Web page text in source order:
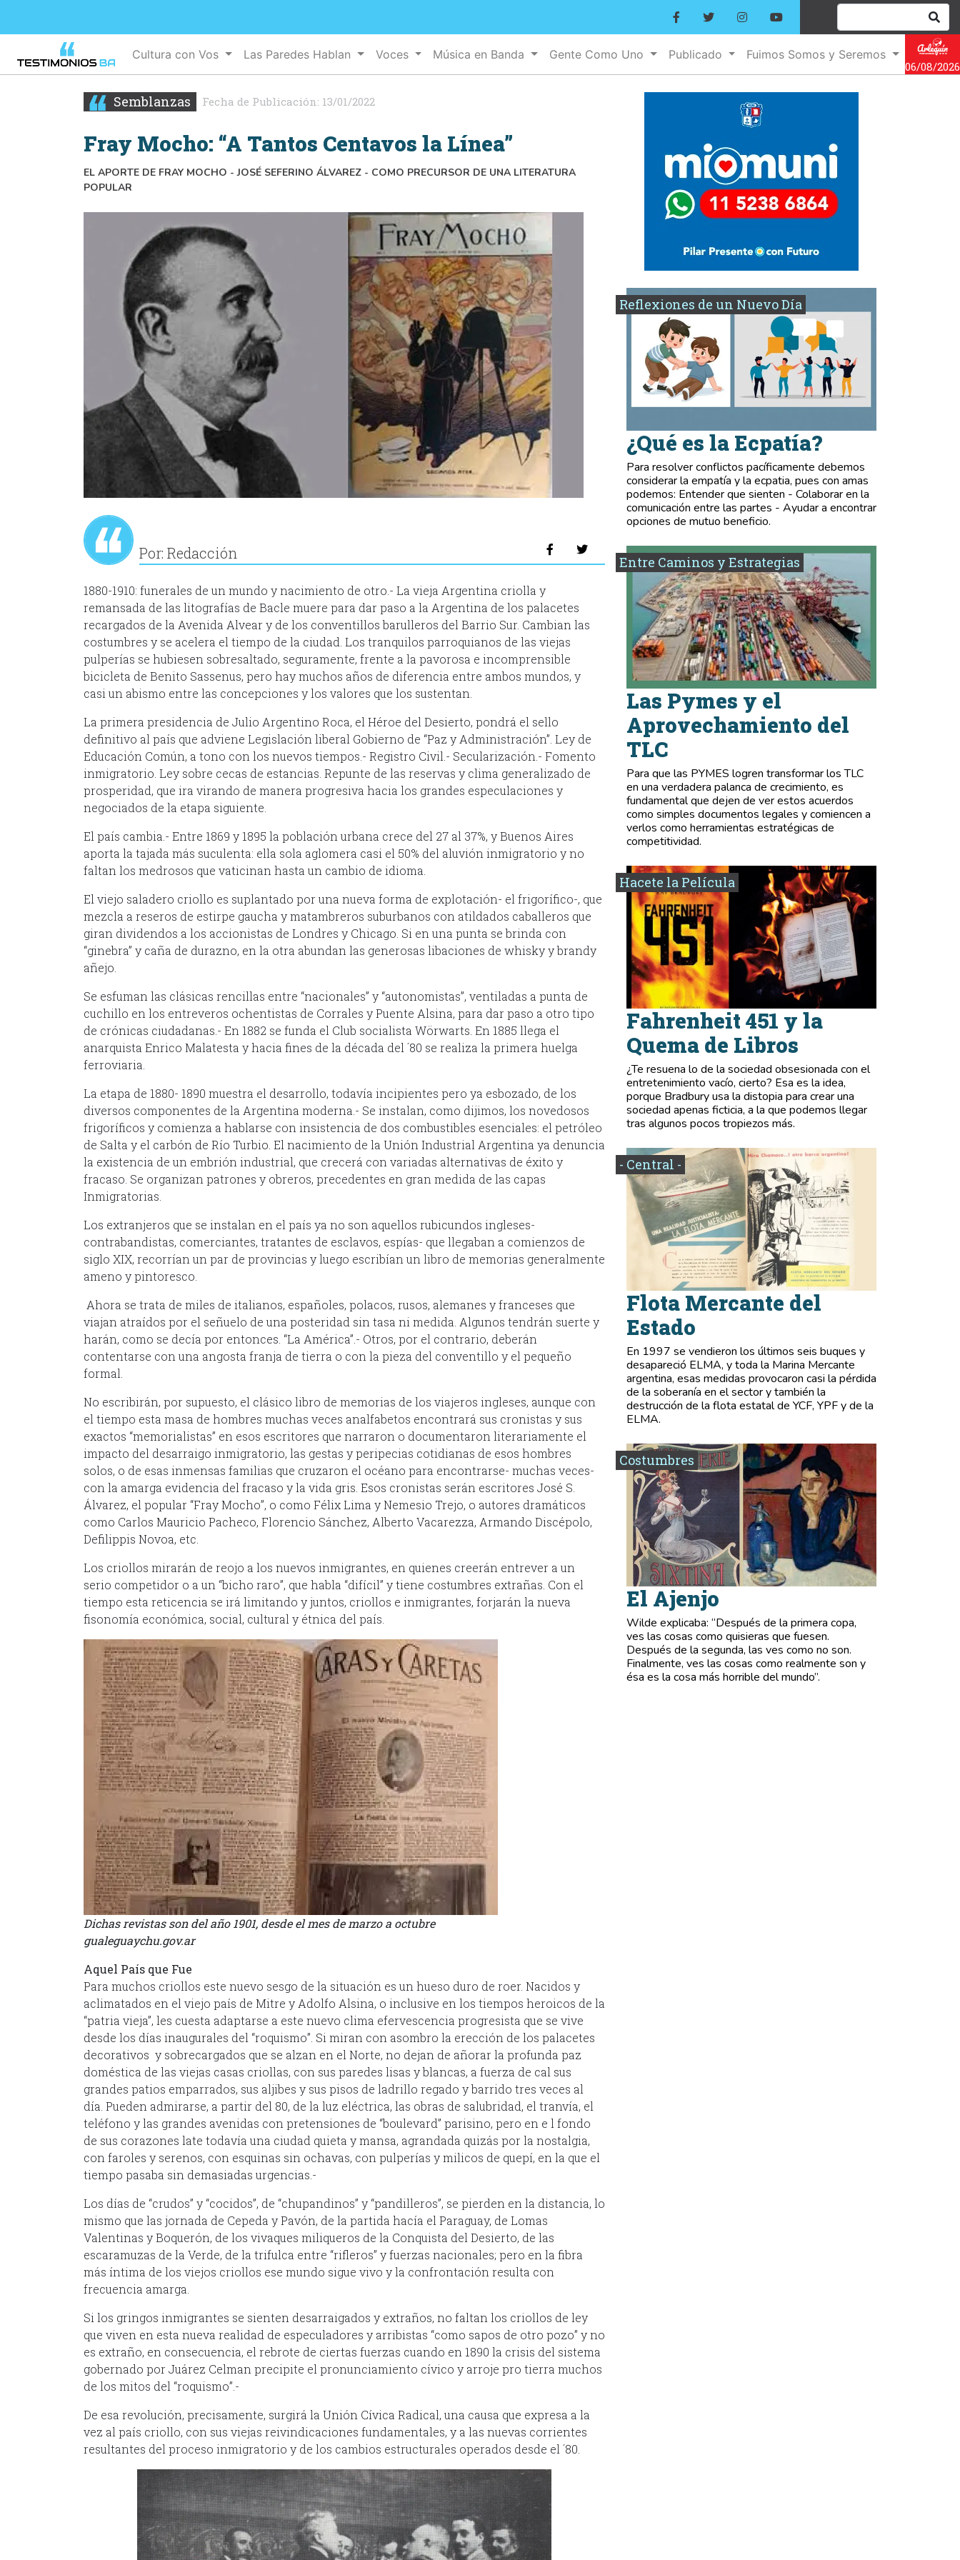
Cultura con Vos Las Paredes Hablan Voces Música en Banda Gente Como Uno Publicado
Fuimos Somos y Seremos
06/08/2026
Semblanzas Fecha de Publicación: 13/01/2022
Fray Mocho: “A Tantos Centavos la Línea”
EL APORTE DE FRAY MOCHO - JOSÉ SEFERINO ÁLVAREZ - COMO PRECURSOR DE UNA LITERATURA
POPULAR
Por: Redacción
1880-1910: funerales de un mundo y nacimiento de otro.- La vieja Argentina criolla y
remansada de las litografías de Bacle muere para dar paso a la Argentina de los palacetes
recargados de la Avenida Alvear y de los conventillos barulleros del Barrio Sur. Cambian las
costumbres y se acelera el tiempo de la ciudad. Los tranquilos parroquianos de las viejas
pulperías se hubiesen sobresaltado, seguramente, frente a la pavorosa e incomprensible
bicicleta de Benito Sassenus, pero hay muchos años de diferencia entre ambos mundos, y
casi un abismo entre las concepciones y los valores que los sustentan.
La primera presidencia de Julio Argentino Roca, el Héroe del Desierto, pondrá el sello
definitivo al país que adviene Legislación liberal Gobierno de “Paz y Administración”. Ley de
Educación Común, a tono con los nuevos tiempos.- Registro Civil.- Secularización.- Fomento
inmigratorio. Ley sobre cecas de estancias. Repunte de las reservas y clima generalizado de
prosperidad, que ira virando de manera progresiva hacia los grandes especulaciones y
negociados de la etapa siguiente.
El país cambia.- Entre 1869 y 1895 la población urbana crece del 27 al 37%, y Buenos Aires
aporta la tajada más suculenta: ella sola aglomera casi el 50% del aluvión inmigratorio y no
faltan los medrosos que vaticinan hasta un cambio de idioma.
El viejo saladero criollo es suplantado por una nueva forma de explotación- el frigorífico-, que
mezcla a reseros de estirpe gaucha y matambreros suburbanos con atildados caballeros que
giran dividendos a los accionistas de Londres y Chicago. Si en una punta se brinda con
“ginebra” y caña de durazno, en la otra abundan las generosas libaciones de whisky y brandy
añejo.
Se esfuman las clásicas rencillas entre “nacionales” y “autonomistas”, ventiladas a punta de
cuchillo en los entreveros ochentistas de Corrales y Puente Alsina, para dar paso a otro tipo
de crónicas ciudadanas.- En 1882 se funda el Club socialista Wörwarts. En 1885 llega el
anarquista Enrico Malatesta y hacia fines de la década del ´80 se realiza la primera huelga
ferroviaria.
La etapa de 1880- 1890 muestra el desarrollo, todavía incipientes pero ya esbozado, de los
diversos componentes de la Argentina moderna.- Se instalan, como dijimos, los novedosos
frigoríficos y comienza a hablarse con insistencia de dos combustibles esenciales: el petróleo
de Salta y el carbón de Río Turbio. El nacimiento de la Unión Industrial Argentina ya denuncia
la existencia de un embrión industrial, que crecerá con variadas alternativas de éxito y
fracaso. Se organizan patrones y obreros, precedentes en gran medida de las capas
Inmigratorias.
Los extranjeros que se instalan en el país ya no son aquellos rubicundos ingleses-
contrabandistas, comerciantes, tratantes de esclavos, espías- que llegaban a comienzos de
siglo XIX, recorrían un par de provincias y luego escribían un libro de memorias generalmente
ameno y pintoresco.
Ahora se trata de miles de italianos, españoles, polacos, rusos, alemanes y franceses que
viajan atraídos por el señuelo de una posteridad sin tasa ni medida. Algunos tendrán suerte y
harán, como se decía por entonces. “La América”.- Otros, por el contrario, deberán
contentarse con una angosta franja de tierra o con la pieza del conventillo y el pequeño
formal.
No escribirán, por supuesto, el clásico libro de memorias de los viajeros ingleses, aunque con
el tiempo esta masa de hombres muchas veces analfabetos encontrará sus cronistas y sus
exactos “memorialistas” en esos escritores que narraron o documentaron literariamente el
impacto del desarraigo inmigratorio, las gestas y peripecias cotidianas de esos hombres
solos, o de esas inmensas familias que cruzaron el océano para encontrarse- muchas veces-
con la amarga evidencia del fracaso y la vida gris. Esos cronistas serán escritores José S.
Álvarez, el popular “Fray Mocho”, o como Félix Lima y Nemesio Trejo, o autores dramáticos
como Carlos Mauricio Pacheco, Florencio Sánchez, Alberto Vacarezza, Armando Discépolo,
Defilippis Novoa, etc.
Los criollos mirarán de reojo a los nuevos inmigrantes, en quienes creerán entrever a un
serio competidor o a un “bicho raro”, que habla “difícil” y tiene costumbres extrañas. Con el
tiempo esta reticencia se irá limitando y juntos, criollos e inmigrantes, forjarán la nueva
fisonomía económica, social, cultural y étnica del país.
Dichas revistas son del año 1901, desde el mes de marzo a octubre
gualeguaychu.gov.ar
Aquel País que Fue
Para muchos criollos este nuevo sesgo de la situación es un hueso duro de roer. Nacidos y
aclimatados en el viejo país de Mitre y Adolfo Alsina, o inclusive en los tiempos heroicos de la
“patria vieja”, les cuesta adaptarse a este nuevo clima efervescencia progresista que se vive
desde los días inaugurales del “roquismo”. Si miran con asombro la erección de los palacetes
decorativos y sobrecargados que se alzan en el Norte, no dejan de añorar la profunda paz
doméstica de las viejas casas criollas, con sus paredes lisas y blancas, a fuerza de cal sus
grandes patios emparrados, sus aljibes y sus pisos de ladrillo regado y barrido tres veces al
día. Pueden admirarse, a partir del 80, de la luz eléctrica, las obras de salubridad, el tranvía, el
teléfono y las grandes avenidas con pretensiones de “boulevard” parisino, pero en e l fondo
de sus corazones late todavía una ciudad quieta y mansa, agrandada quizás por la nostalgia,
con faroles y serenos, con esquinas sin ochavas, con pulperías y milicos de quepí, en la que el
tiempo pasaba sin demasiadas urgencias.-
Los días de “crudos” y “cocidos”, de “chupandinos” y “pandilleros”, se pierden en la distancia, lo
mismo que las jornada de Cepeda y Pavón, de la partida hacía el Paraguay, de Lomas
Valentinas y Boquerón, de los vivaques miliqueros de la Conquista del Desierto, de las
escaramuzas de la Verde, de la trifulca entre “rifleros” y fuerzas nacionales; pero en la fibra
más íntima de los viejos criollos ese mundo sigue vivo y la confrontación resulta con
frecuencia amarga.
Si los gringos inmigrantes se sienten desarraigados y extraños, no faltan los criollos de ley
que viven en esta nueva realidad de especuladores y arribistas “como sapos de otro pozo” y no
es extraño, en consecuencia, el rebrote de ciertas fuerzas cuando en 1890 la crisis del sistema
gobernado por Juárez Celman precipite el pronunciamiento cívico y arroje pro tierra muchos
de los mitos del “roquismo”.-
De esa revolución, precisamente, surgirá la Unión Cívica Radical, una causa que expresa a la
vez al país criollo, con sus viejas reivindicaciones fundamentales, y a las nuevas corrientes
resultantes del proceso inmigratorio y de los cambios estructurales operados desde el ´80.
Reflexiones de un Nuevo Día
¿Qué es la Ecpatía?
Para resolver conflictos pacíficamente debemos
considerar la empatía y la ecpatia, pues con amas
podemos: Entender que sienten - Colaborar en la
comunicación entre las partes - Ayudar a encontrar
opciones de mutuo beneficio.
Entre Caminos y Estrategias
Las Pymes y el
Aprovechamiento del
TLC
Para que las PYMES logren transformar los TLC
en una verdadera palanca de crecimiento, es
fundamental que dejen de ver estos acuerdos
como simples documentos legales y comiencen a
verlos como herramientas estratégicas de
competitividad.
Hacete la Película
Fahrenheit 451 y la
Quema de Libros
¿Te resuena lo de la sociedad obsesionada con el
entretenimiento vacío, cierto? Esa es la idea,
porque Bradbury usa la distopia para crear una
sociedad apenas ficticia, a la que podemos llegar
tras algunos pocos tropiezos más.
- Central -
Flota Mercante del
Estado
En 1997 se vendieron los últimos seis buques y
desapareció ELMA, y toda la Marina Mercante
argentina, esas medidas provocaron casi la pérdida
de la soberanía en el sector y también la
destrucción de la flota estatal de YCF, YPF y de la
ELMA.
Costumbres
El Ajenjo
Wilde explicaba: “Después de la primera copa,
ves las cosas como quisieras que fuesen.
Después de la segunda, las ves como no son.
Finalmente, ves las cosas como realmente son y
ésa es la cosa más horrible del mundo”.